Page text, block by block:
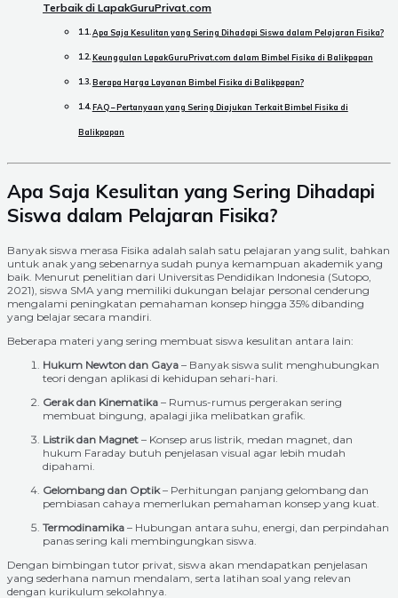
Terbaik di LapakGuruPrivat.com
Apa Saja Kesulitan yang Sering Dihadapi Siswa dalam Pelajaran Fisika?
Keunggulan LapakGuruPrivat.com dalam Bimbel Fisika di Balikpapan
Berapa Harga Layanan Bimbel Fisika di Balikpapan?
FAQ – Pertanyaan yang Sering Diajukan Terkait Bimbel Fisika di
Balikpapan
Apa Saja Kesulitan yang Sering Dihadapi
Siswa dalam Pelajaran Fisika?
Banyak siswa merasa Fisika adalah salah satu pelajaran yang sulit, bahkan
untuk anak yang sebenarnya sudah punya kemampuan akademik yang
baik. Menurut penelitian dari Universitas Pendidikan Indonesia (Sutopo,
2021), siswa SMA yang memiliki dukungan belajar personal cenderung
mengalami peningkatan pemahaman konsep hingga 35% dibanding
yang belajar secara mandiri.
Beberapa materi yang sering membuat siswa kesulitan antara lain:
Hukum Newton dan Gaya – Banyak siswa sulit menghubungkan
teori dengan aplikasi di kehidupan sehari-hari.
Gerak dan Kinematika – Rumus-rumus pergerakan sering
membuat bingung, apalagi jika melibatkan grafik.
Listrik dan Magnet – Konsep arus listrik, medan magnet, dan
hukum Faraday butuh penjelasan visual agar lebih mudah
dipahami.
Gelombang dan Optik– Perhitungan panjang gelombang dan
pembiasan cahaya memerlukan pemahaman konsep yang kuat.
Termodinamika – Hubungan antara suhu, energi, dan perpindahan
panas sering kali membingungkan siswa.
Dengan bimbingan tutor privat, siswa akan mendapatkan penjelasan
yang sederhana namun mendalam, serta latihan soal yang relevan
dengan kurikulum sekolahnya.